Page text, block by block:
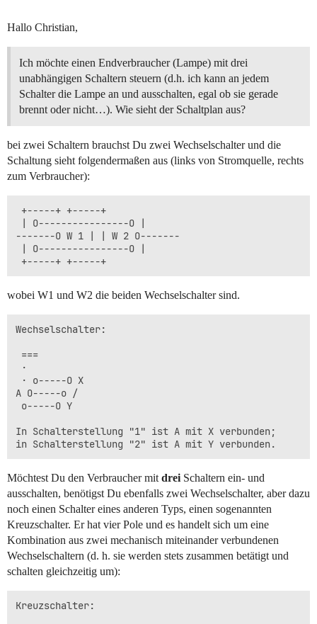
Hallo Christian,
Ich möchte einen Endverbraucher (Lampe) mit drei
unabhängigen Schaltern steuern (d.h. ich kann an jedem
Schalter die Lampe an und ausschalten, egal ob sie gerade
brennt oder nicht…). Wie sieht der Schaltplan aus?
bei zwei Schaltern brauchst Du zwei Wechselschalter und die
Schaltung sieht folgendermaßen aus (links von Stromquelle, rechts
zum Verbraucher):
+-----+ +-----+
| O----------------O |
-------O W 1 | | W 2 O-------
| O----------------O |
wobei W1 und W2 die beiden Wechselschalter sind.
Wechselschalter:
===
·
· o-----O X
A O-----o /
o-----O Y
In Schalterstellung "1" ist A mit X verbunden;
Möchtest Du den Verbraucher mit drei Schaltern ein- und
ausschalten, benötigst Du ebenfalls zwei Wechselschalter, aber dazu
noch einen Schalter eines anderen Typs, einen sogenannten
Kreuzschalter. Er hat vier Pole und es handelt sich um eine
Kombination aus zwei mechanisch miteinander verbundenen
Wechselschaltern (d. h. sie werden stets zusammen betätigt und
schalten gleichzeitig um):
Kreuzschalter: